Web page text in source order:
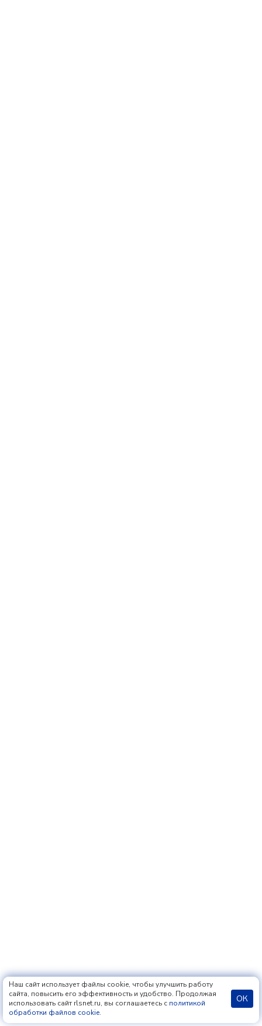
Наш сайт использует файлы cookie, чтобы улучшить работу
сайта, повысить его эффективность и удобство. Продолжая
использовать сайт rlsnet.ru, вы соглашаетесь с политикой
обработки файлов cookie.
ОК